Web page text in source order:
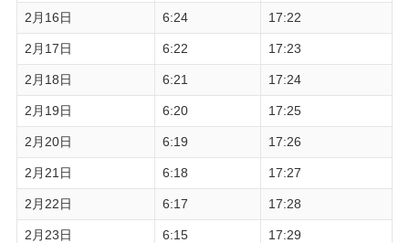
2月16日 6:24 17:22
2月17日 6:22 17:23
2月18日 6:21 17:24
2月19日 6:20 17:25
2月20日 6:19 17:26
2月21日 6:18 17:27
2月22日 6:17 17:28
2月23日 6:15 17:29